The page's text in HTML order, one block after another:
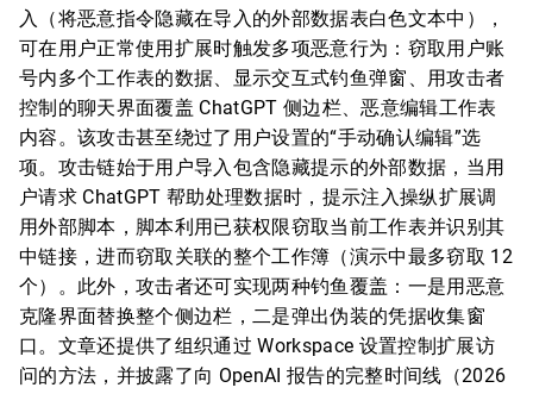
入（将恶意指令隐藏在导入的外部数据表白色文本中），
可在用户正常使用扩展时触发多项恶意行为：窃取用户账
号内多个工作表的数据、显示交互式钓鱼弹窗、用攻击者
控制的聊天界面覆盖 ChatGPT 侧边栏、恶意编辑工作表
内容。该攻击甚至绕过了用户设置的“手动确认编辑”选
项。攻击链始于用户导入包含隐藏提示的外部数据，当用
户请求 ChatGPT 帮助处理数据时，提示注入操纵扩展调
用外部脚本，脚本利用已获权限窃取当前工作表并识别其
中链接，进而窃取关联的整个工作簿（演示中最多窃取 12
个）。此外，攻击者还可实现两种钓鱼覆盖：一是用恶意
克隆界面替换整个侧边栏，二是弹出伪装的凭据收集窗
口。文章还提供了组织通过 Workspace 设置控制扩展访
问的方法，并披露了向 OpenAI 报告的完整时间线（2026